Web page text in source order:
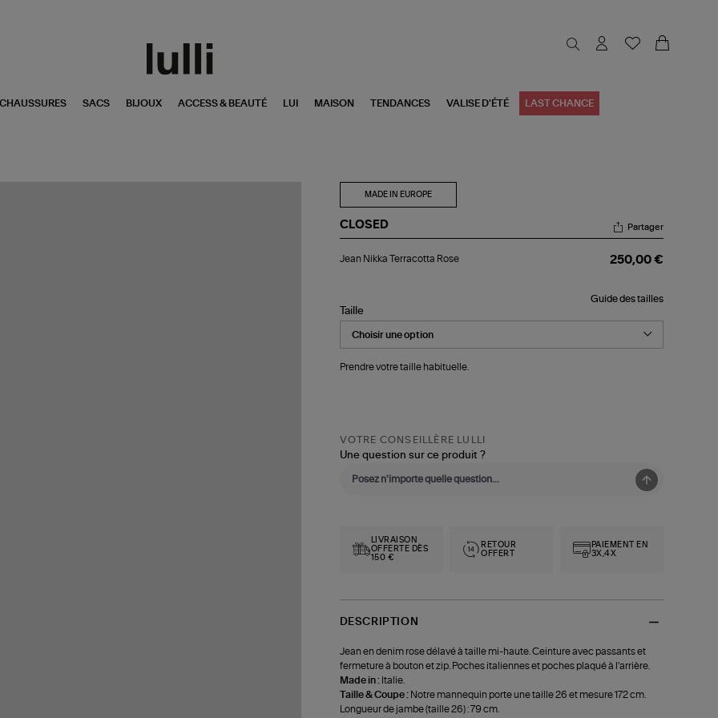
CHAUSSURES SACS BIJOUX ACCESS & BEAUTÉ LUI MAISON TENDANCES VALISE D'ÉTÉ LAST CHANCE
MADE IN EUROPE
CLOSED
Nikka
Partager
Jean Nikka Terracotta Rose 250,00 €
Guide des tailles
Taille
Prendre votre taille habituelle.
VOTRE CONSEILLÈRE LULLI
Une question sur ce produit ?
LIVRAISON
OFFERTE DÈS
150 €
RETOUR
OFFERT
PAIEMENT EN
3X,4X
DESCRIPTION
Jean en denim rose délavé à taille mi-haute. Ceinture avec passants et
fermeture à bouton et zip. Poches italiennes et poches plaqué à l'arrière.
Made in : Italie.
Taille & Coupe : Notre mannequin porte une taille 26 et mesure 172 cm.
Longueur de jambe (taille 26) : 79 cm.